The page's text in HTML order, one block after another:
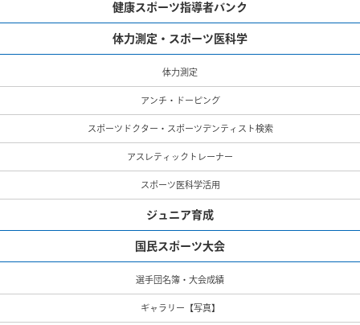
健康スポーツ指導者バンク
体力測定・スポーツ医科学
体力測定
アンチ・ドーピング
スポーツドクター・スポーツデンティスト検索
アスレティックトレーナー
スポーツ医科学活用
ジュニア育成
国民スポーツ大会
選手団名簿・大会成績
ギャラリー【写真】